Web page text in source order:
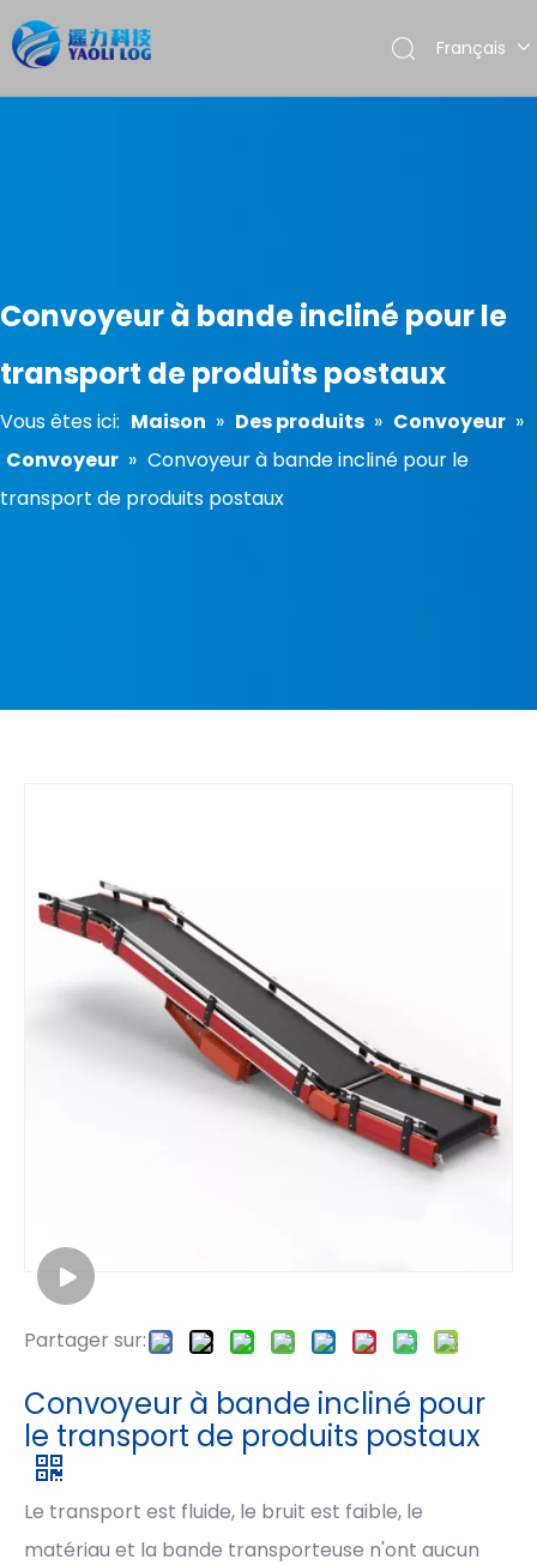
Français
Convoyeur à bande incliné pour le
transport de produits postaux
Vous êtes ici: Maison » Des produits » Convoyeur »
Convoyeur » Convoyeur à bande incliné pour le
transport de produits postaux
Partager sur:
Convoyeur à bande incliné pour
le transport de produits postaux
Le transport est fluide, le bruit est faible, le
matériau et la bande transporteuse n'ont aucun